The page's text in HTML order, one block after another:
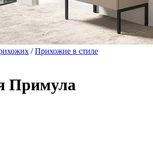
/Прихожие в стиле
Примула